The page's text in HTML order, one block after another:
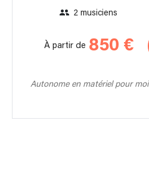
2 musiciens
À partir de 850 €
Autonome en matériel pour